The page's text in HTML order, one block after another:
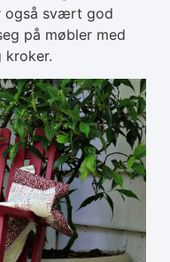
også svært god
på møbler med
kroker.